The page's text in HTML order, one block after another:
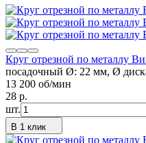
Круг отрезной по металлу
посадочный Ø: 22 мм, Ø
13 200 об/мин
28 p.
шт.
В 1 клик